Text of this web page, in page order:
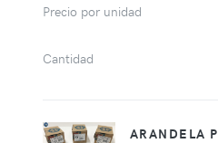
Precio por unidad
Cantidad
ARANDELA